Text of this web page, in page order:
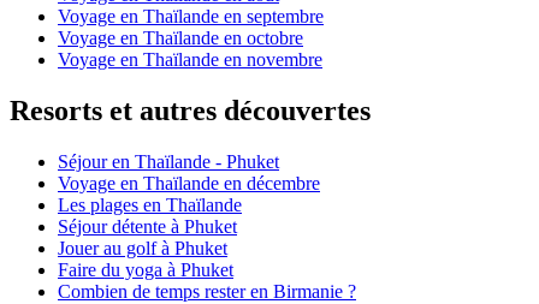
Voyage en Thaïlande en septembre
Voyage en Thaïlande en octobre
Voyage en Thaïlande en novembre
Resorts et autres découvertes
Séjour en Thaïlande - Phuket
Voyage en Thaïlande en décembre
Les plages en Thaïlande
Séjour détente à Phuket
Jouer au golf à Phuket
Faire du yoga à Phuket
Combien de temps rester en Birmanie ?